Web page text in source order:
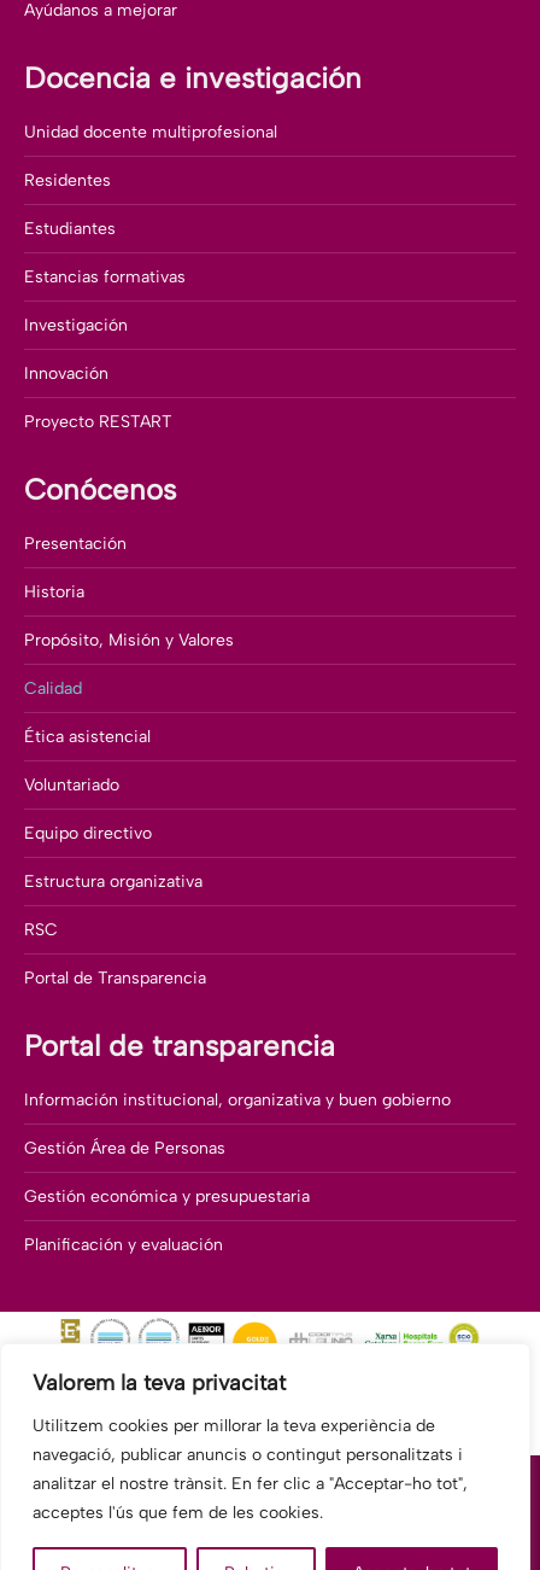
Valorem la teva privacitat
Utilitzem cookies per millorar la teva experiència de
navegació, publicar anuncis o contingut personalitzats i
analitzar el nostre trànsit. En fer clic a "Acceptar-ho tot",
acceptes l'ús que fem de les cookies.
Ayúdanos a mejorar
Docencia e investigación
Unidad docente multiprofesional
Residentes
Estudiantes
Estancias formativas
Investigación
Innovación
Proyecto RESTART
Conócenos
Presentación
Historia
Propósito, Misión y Valores
Calidad
Ética asistencial
Voluntariado
Equipo directivo
Estructura organizativa
RSC
Portal de Transparencia
Portal de transparencia
Información institucional, organizativa y buen gobierno
Gestión Área de Personas
Gestión económica y presupuestaria
Planificación y evaluación
© 2026 Fundació Hospitalàries Sant Boi - Benito Menni CASM.